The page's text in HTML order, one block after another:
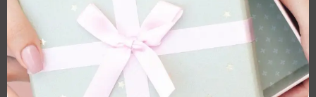
Face Yoga group class
DISCOVER